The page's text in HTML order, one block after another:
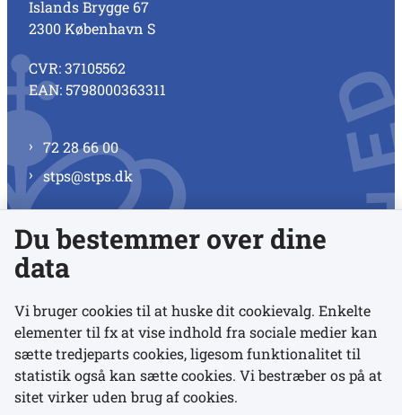
Islands Brygge 67
2300 København S
CVR: 37105562
EAN: 5798000363311
72 28 66 00
stps@stps.dk
Se alle kontaktnumre
Links
Udgivelser
Du bestemmer over dine
data
Vi bruger cookies til at huske dit cookievalg. Enkelte
elementer til fx at vise indhold fra sociale medier kan
sætte tredjeparts cookies, ligesom funktionalitet til
statistik også kan sætte cookies. Vi bestræber os på at
sitet virker uden brug af cookies.